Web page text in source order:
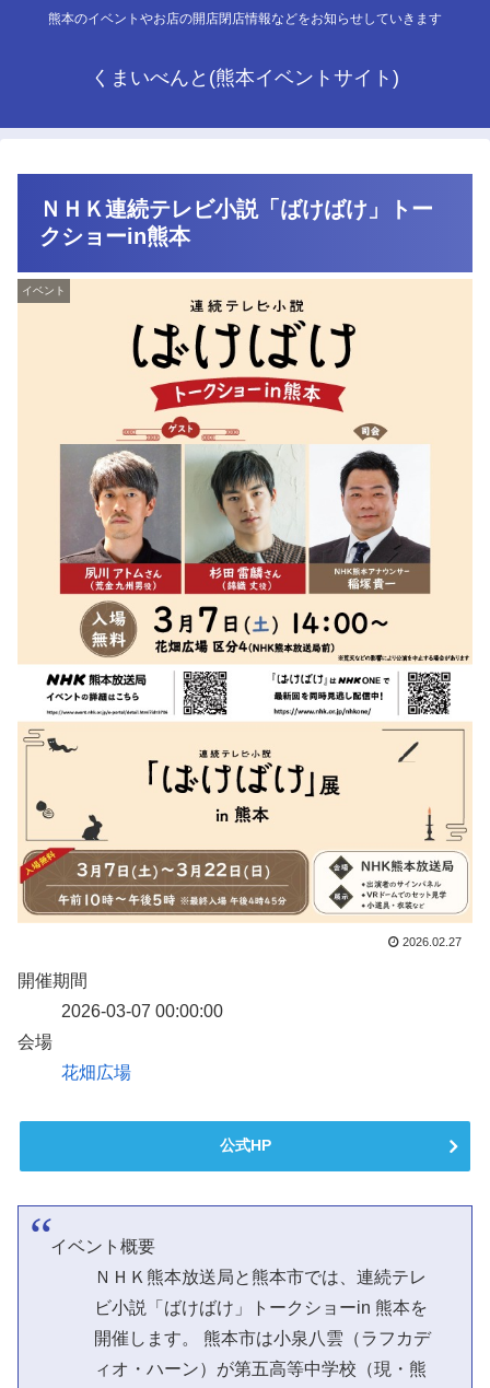
熊本のイベントやお店の開店閉店情報などをお知らせしていきます
くまいべんと(熊本イベントサイト)
ＮＨＫ連続テレビ小説「ばけばけ」トー
クショーin熊本
イベント
2026.02.27
開催期間
2026-03-07 00:00:00
会場
花畑広場
公式HP
イベント概要
ＮＨＫ熊本放送局と熊本市では、連続テレ
ビ小説「ばけばけ」トークショーin 熊本を
開催します。 熊本市は小泉八雲（ラフカデ
ィオ・ハーン）が第五高等中学校（現・熊